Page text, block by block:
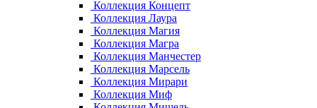
Коллекция Концепт
Коллекция Лаура
Коллекция Магия
Коллекция Магра
Коллекция Манчестер
Коллекция Марсель
Коллекция Мирари
Коллекция Миф